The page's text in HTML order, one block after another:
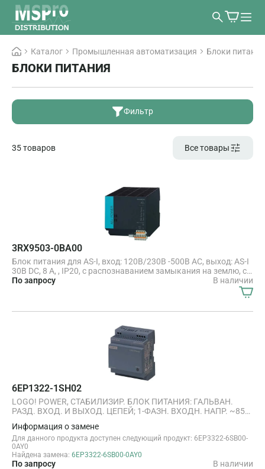
Каталог Промышленная автоматизация Блоки питания
БЛОКИ ПИТАНИЯ
Фильтр
35 товаров Все товары
3RX9503-0BA00
Блок питания для AS-I, вход: 120В/230В -500В AС, выход: AS-I
30В DC, 8 A, , IP20, с распознаванием замыкания на землю, с
распознаванием перегрузки
По запросу В наличии
6EP1322-1SH02
LOGO! POWER, СТАБИЛИЗИР. БЛОК ПИТАНИЯ: ГАЛЬВАН.
РАЗД. ВХОД. И ВЫХОД. ЦЕПЕЙ; 1-ФАЗН. ВХОДН. НАПР. ~85
ОТ ПЕРЕНАПРЯЖ. И КЗ; РЕГ. УРОВЕНЬ ВЫХОД.
НАПРЯЖЕНИЯ =11.1 ... 12.9 В; ГАБАРИТЫ 72Х90Х52 ММ
Информация о замене
Для данного продукта доступен следующий продукт: 6EP3322-6SB00-
0AY0
Найдена замена: 6EP3322-6SB00-0AY0
По запросу В наличии